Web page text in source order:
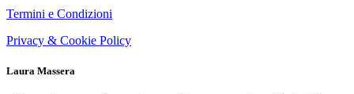
Termini e Condizioni
Privacy & Cookie Policy
Laura Massera